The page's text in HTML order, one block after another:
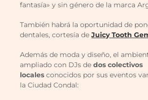
fantasía» y sin género de la marca
También habrá la oportunidad de
dentales, cortesía deJuicy Tooth
Además de moda y diseño, el
ampliado con DJs dedos colectivos
locales conocidos por sus eventos
la Ciudad Condal: